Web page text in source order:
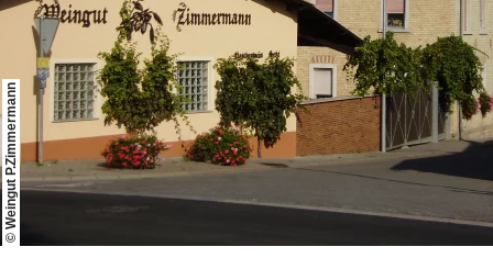
Veranstaltungen
Buchung & Service
ShopRheinhessen-Blog Karte
© Weingut P.Zimmermann